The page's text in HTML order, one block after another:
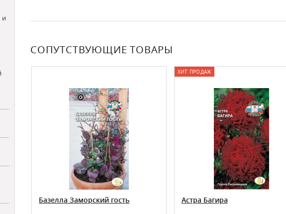
и
СОПУТСТВУЮЩИЕ ТОВАРЫ
Базелла Заморский гость
ХИТ ПРОДАЖ
Астра Багира